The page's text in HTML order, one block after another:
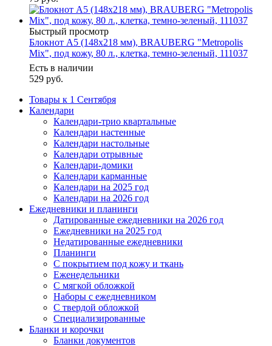
Быстрый просмотр
Блокнот А5 (148x218 мм), BRAUBERG "Metropolis
Mix", под кожу, 80 л., клетка, темно-зеленый, 111037
Есть в наличии
529 руб.
Товары к 1 Сентября
Календари
Календари-трио квартальные
Календари настенные
Календари настольные
Календари отрывные
Календари-домики
Календари карманные
Календари на 2025 год
Календари на 2026 год
Ежедневники и планинги
Датированные ежедневники на 2026 год
Ежедневники на 2025 год
Недатированные ежедневники
Планинги
С покрытием под кожу и ткань
Еженедельники
С мягкой обложкой
Наборы с ежедневником
С твердой обложкой
Специализированные
Бланки и корочки
Бланки документов